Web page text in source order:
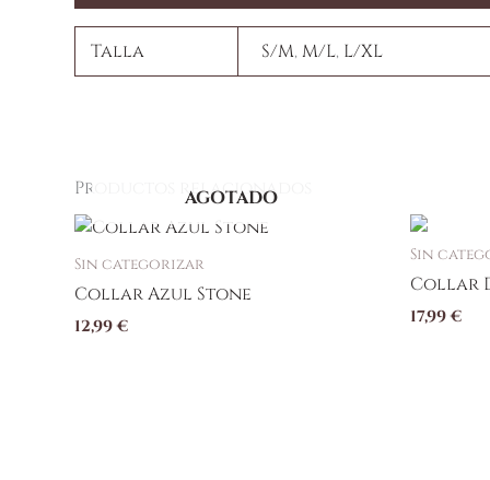
Talla S/M,M/L, L/XL
Productos relacionados
AGOTADO
Sin categorizar
Collar Azul Stone
12,99€
Sin
Collar
17,99€